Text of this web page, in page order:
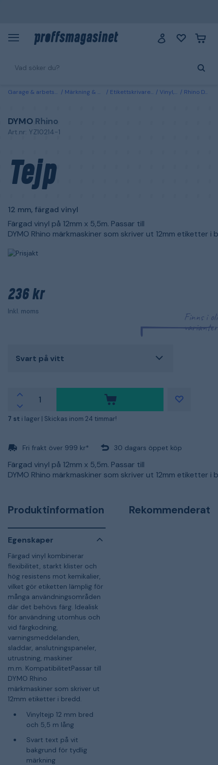
Garage & arbetsplats Märkning & markering Etikettskrivare & märkmaskiner Vinyl, tejp & etiketter Rhino DYMO Tejp 12 mm, färgad vinyl Svart på vitt
DYMO Rhino
Art.nr: YZ10214-1
Tejp
12 mm, färgad vinyl
Färgad vinyl på 12mm x 5,5m. Passar till
DYMO Rhino märkmaskiner som skriver ut 12mm etiketter i
236 kr
Inkl. moms
Finns i
varianter
Svart på vitt
7 st i lager | Skickas inom 24 timmar!
Fri frakt över 999 kr* 30 dagars öppet köp
Färgad vinyl på 12mm x 5,5m. Passar till
DYMO Rhino märkmaskiner som skriver ut 12mm etiketter i
Produktinformation
Egenskaper
Färgad vinyl kombinerar
flexibilitet, starkt klister och
hög resistens mot kemikalier,
vilket gör etiketten lämplig för
många användningsområden
där det behövs färg. Idealisk
för användning utomhus och
vid färgkodning,
varningsmeddelanden,
sladdar, anslutningspaneler,
utrustning, maskiner
m.m. KompatibilitetPassar till
DYMO Rhino
märkmaskiner som skriver ut
12mm etiketter i bredd.
Vinyltejp 12 mm bred
och 5,5 m lång
Svart text på vit
bakgrund för tydlig
märkning
Rekommenderat